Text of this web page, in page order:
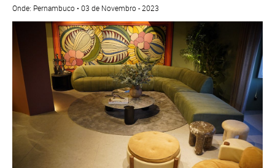
Onde: Pernambuco • 03 de Novembro - 2023